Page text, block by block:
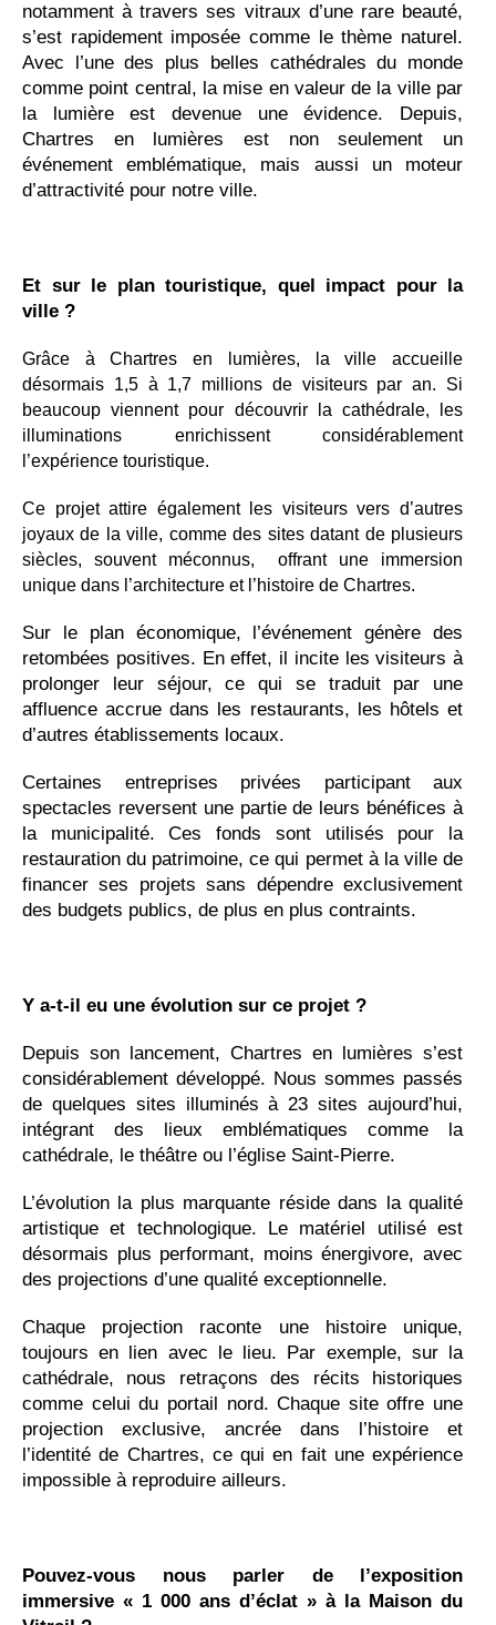
notamment à travers ses vitraux d’une rare beauté,
s’est rapidement imposée comme le thème naturel.
Avec l’une des plus belles cathédrales du monde
comme point central, la mise en valeur de la ville par
la lumière est devenue une évidence. Depuis,
Chartres en lumières est non seulement un
événement emblématique, mais aussi un moteur
d’attractivité pour notre ville.
Et sur le plan touristique, quel impact pour la
ville ?
Grâce à Chartres en lumières, la ville accueille
désormais 1,5 à 1,7 millions de visiteurs par an. Si
beaucoup viennent pour découvrir la cathédrale, les
illuminations enrichissent considérablement
l’expérience touristique.
Ce projet attire également les visiteurs vers d’autres
joyaux de la ville, comme des sites datant de plusieurs
siècles, souvent méconnus, offrant une immersion
unique dans l’architecture et l’histoire de Chartres.
Sur le plan économique, l’événement génère des
retombées positives. En effet, il incite les visiteurs à
prolonger leur séjour, ce qui se traduit par une
affluence accrue dans les restaurants, les hôtels et
d’autres établissements locaux.
Certaines entreprises privées participant aux
spectacles reversent une partie de leurs bénéfices à
la municipalité. Ces fonds sont utilisés pour la
restauration du patrimoine, ce qui permet à la ville de
financer ses projets sans dépendre exclusivement
des budgets publics, de plus en plus contraints.
Y a-t-il eu une évolution sur ce projet ?
Depuis son lancement, Chartres en lumières s’est
considérablement développé. Nous sommes passés
de quelques sites illuminés à 23 sites aujourd’hui,
intégrant des lieux emblématiques comme la
cathédrale, le théâtre ou l’église Saint-Pierre.
L’évolution la plus marquante réside dans la qualité
artistique et technologique. Le matériel utilisé est
désormais plus performant, moins énergivore, avec
des projections d’une qualité exceptionnelle.
Chaque projection raconte une histoire unique,
toujours en lien avec le lieu. Par exemple, sur la
cathédrale, nous retraçons des récits historiques
comme celui du portail nord. Chaque site offre une
projection exclusive, ancrée dans l’histoire et
l’identité de Chartres, ce qui en fait une expérience
impossible à reproduire ailleurs.
Pouvez-vous nous parler de l’exposition
immersive « 1 000 ans d’éclat » à la Maison du